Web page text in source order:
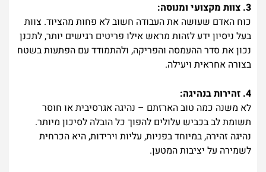
3. צוות מקצועי ומנוסה:
כוח האדם שעושה את העבודה חשוב לא פחות מהציוד. צוות
בעל ניסיון ידע לזהות מראש אילו פריטים רגישים יותר, לתכנן
נכון את סדר ההעמסה והפריקה, ולהתמודד עם הפתעות בשטח
בצורה אחראית ויעילה.
4. זהירות בנהיגה:
לא משנה כמה טוב הארזתם – נהיגה אגרסיבית או חוסר
תשומת לב בכביש עלולים להפוך כל הובלה לסיכון מיותר.
נהיגה זהירה, במיוחד בפניות, עליות וירידות, היא הכרחית
לשמירה על יציבות המטען.